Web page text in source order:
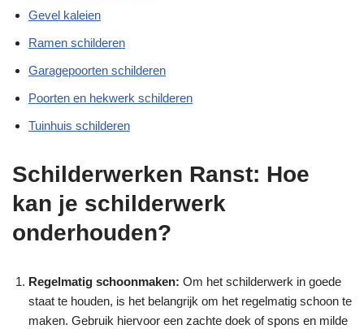
Gevel kaleien
Ramen schilderen
Garagepoorten schilderen
Poorten en hekwerk schilderen
Tuinhuis schilderen
Schilderwerken Ranst: Hoe
kan je schilderwerk
onderhouden?
Regelmatig schoonmaken: Om het schilderwerk in goede
staat te houden, is het belangrijk om het regelmatig schoon te
maken. Gebruik hiervoor een zachte doek of spons en milde